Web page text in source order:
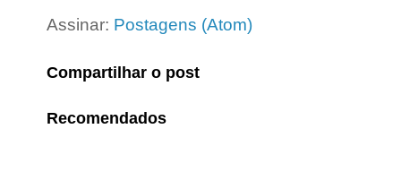
Assinar: Postagens (Atom)
Compartilhar o post
Recomendados